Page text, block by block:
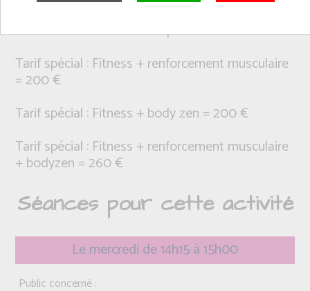
et de danser tout en se dépensant.
Tarif spécial : Fitness + renforcement musculaire
= 200 €
Tarif spécial : Fitness + body zen = 200 €
Tarif spécial : Fitness + renforcement musculaire
+ bodyzen = 260 €
Séances pour cette activité
Le mercredi de 14h15 à 15h00
Public concerné :